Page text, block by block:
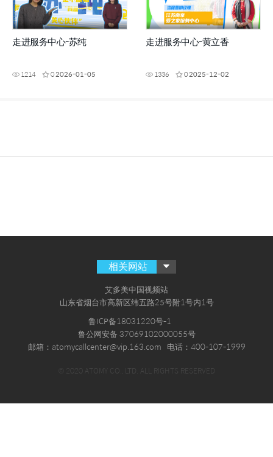
走进服务中心-苏纯
1214 02026-01-05
走进服务中心-黄立香
1336 02025-12-02
相关网站
艾多美中国视频站
山东省烟台市高新区纬五路25号附1号内1号
鲁ICP备18031220号-1
鲁公网安备 37069102000055号
邮箱：atomycallcenter@vip.163.com 电话：400-107-1999
© 2020 ATOMY CO., LTD. ALL RIGHTS RESERVED